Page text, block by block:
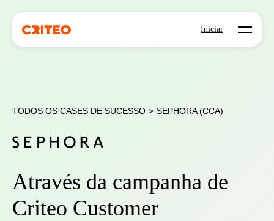
Iniciar Open
TODOS OS CASES DE SUCESSO > SEPHORA (CCA)
Através da campanha de
Criteo Customer